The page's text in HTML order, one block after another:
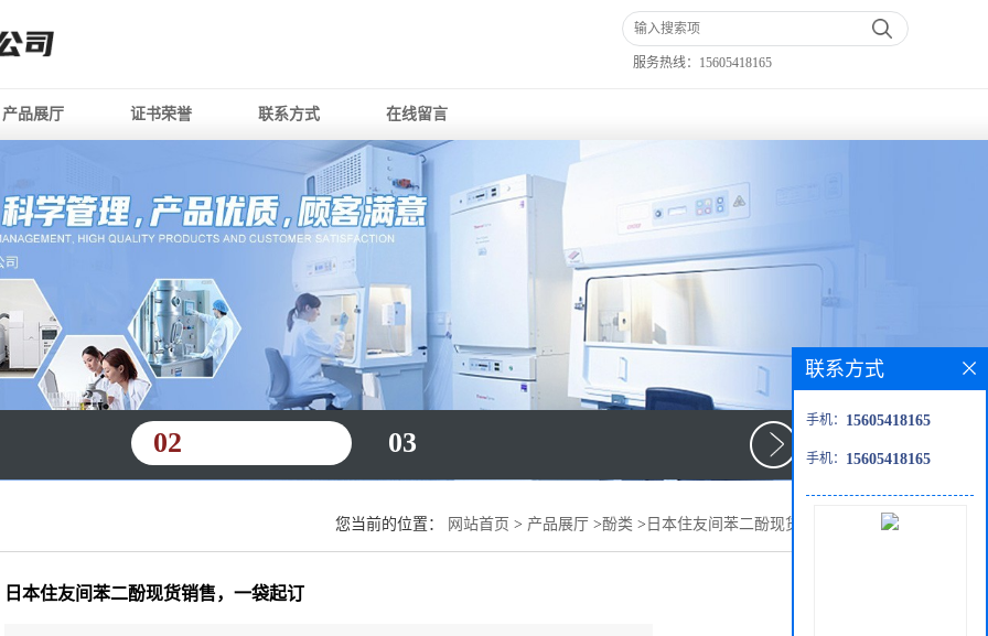
服务热线： 15605418165
产品展厅 证书荣誉 联系方式 在线留言
02 03
您当前的位置： 网站首页 > 产品展厅 >酚类 > 日本住友间苯二酚现货销售，一袋起订
日本住友间苯二酚现货销售，一袋起订
联系方式
手机： 15605418165
手机： 15605418165